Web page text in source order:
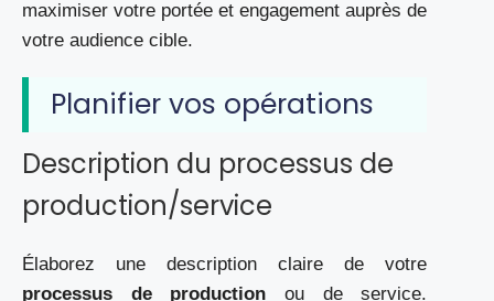
maximiser votre portée et engagement auprès de
votre audience cible.
Planifier vos opérations
Description du processus de
production/service
Élaborez une description claire de votre
processus de production ou de service.